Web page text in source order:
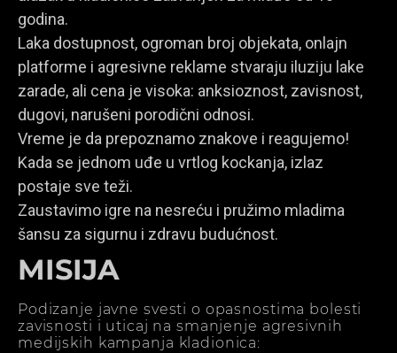
godina.
Laka dostupnost, ogroman broj objekata, onlajn
platforme i agresivne reklame stvaraju iluziju lake
zarade, ali cena je visoka: anksioznost, zavisnost,
dugovi, narušeni porodični odnosi.
Vreme je da prepoznamo znakove i reagujemo!
Kada se jednom uđe u vrtlog kockanja, izlaz
postaje sve teži.
Zaustavimo igre na nesreću i pružimo mladima
šansu za sigurnu i zdravu budućnost.
MISIJA
Podizanje javne svesti o opasnostima bolesti
zavisnosti i uticaj na smanjenje agresivnih
medijskih kampanja kladionica: